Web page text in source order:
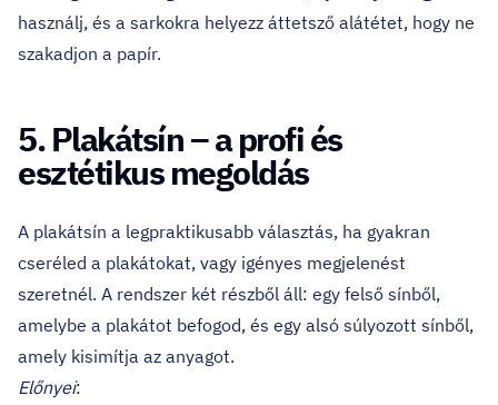
használj, és a sarkokra helyezz áttetsző alátétet, hogy ne
szakadjon a papír.
5. Plakátsín – a profi és
esztétikus megoldás
A plakátsín a legpraktikusabb választás, ha gyakran
cseréled a plakátokat, vagy igényes megjelenést
szeretnél. A rendszer két részből áll: egy felső sínből,
amelybe a plakátot befogod, és egy alsó súlyozott sínből,
amely kisimítja az anyagot.
Előnyei: